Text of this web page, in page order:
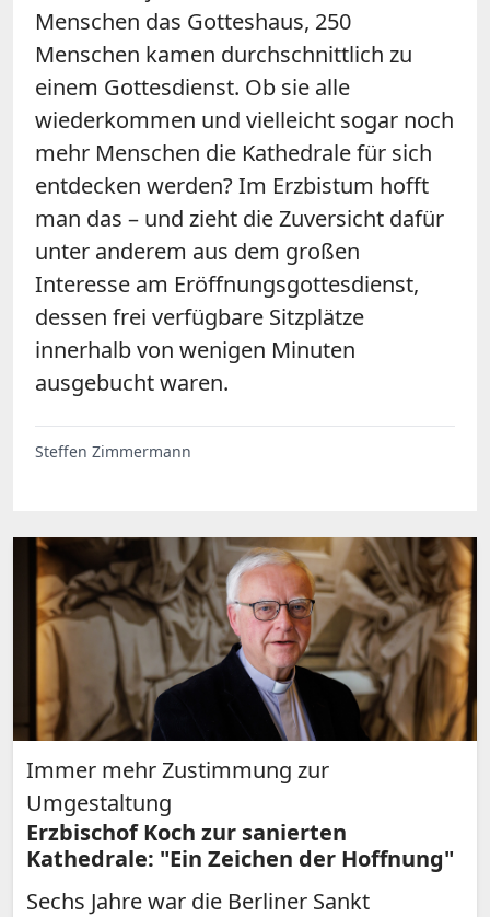
Menschen das Gotteshaus, 250
Menschen kamen durchschnittlich zu
einem Gottesdienst. Ob sie alle
wiederkommen und vielleicht sogar noch
mehr Menschen die Kathedrale für sich
entdecken werden? Im Erzbistum hofft
man das – und zieht die Zuversicht dafür
unter anderem aus dem großen
Interesse am Eröffnungsgottesdienst,
dessen frei verfügbare Sitzplätze
innerhalb von wenigen Minuten
ausgebucht waren.
Steffen Zimmermann
Immer mehr Zustimmung zur
Umgestaltung
Erzbischof Koch zur sanierten
Kathedrale: "Ein Zeichen der Hoffnung"
Sechs Jahre war die Berliner Sankt